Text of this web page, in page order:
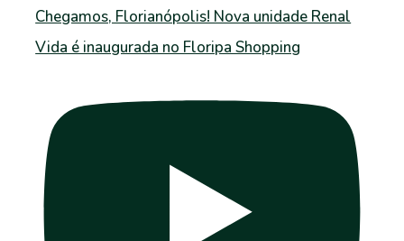
Chegamos, Florianópolis! Nova unidade Renal
Vida é inaugurada no Floripa Shopping